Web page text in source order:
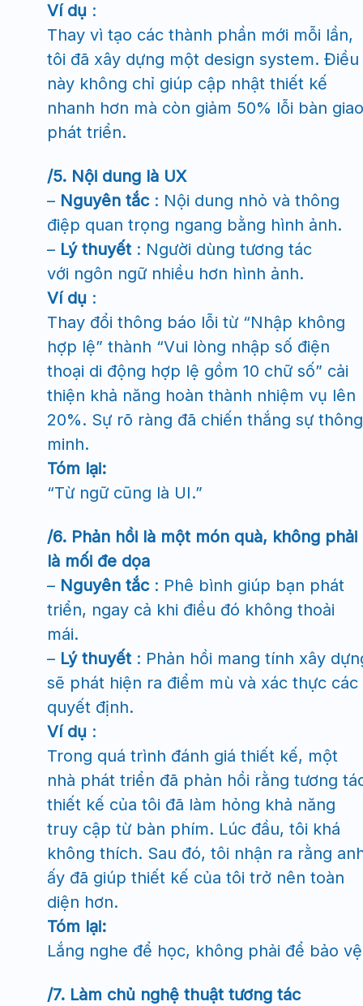
Ví dụ :
Thay vì tạo các thành phần mới mỗi lần,
tôi đã xây dựng một design system. Điều
này không chỉ giúp cập nhật thiết kế
nhanh hơn mà còn giảm 50% lỗi bàn giao
phát triển.
/5. Nội dung là UX
– Nguyên tắc: Nội dung nhỏ và thông
điệp quan trọng ngang bằng hình ảnh.
– Lý thuyết: Người dùng tương tác
với ngôn ngữ nhiều hơn hình ảnh.
Ví dụ :
Thay đổi thông báo lỗi từ “Nhập không
hợp lệ” thành “Vui lòng nhập số điện
thoại di động hợp lệ gồm 10 chữ số” cải
thiện khả năng hoàn thành nhiệm vụ lên
20%. Sự rõ ràng đã chiến thắng sự thông
minh.
Tóm lại:
“Từ ngữ cũng là UI.”
/6. Phản hồi là một món quà, không phải
là mối đe dọa
– Nguyên tắc: Phê bình giúp bạn phát
triển, ngay cả khi điều đó không thoải
mái.
– Lý thuyết: Phản hồi mang tính xây
sẽ phát hiện ra điểm mù và xác thực các
quyết định.
Ví dụ :
Trong quá trình đánh giá thiết kế, một
nhà phát triển đã phản hồi rằng tương
thiết kế của tôi đã làm hỏng khả năng
truy cập từ bàn phím. Lúc đầu, tôi khá
không thích. Sau đó, tôi nhận ra rằng
ấy đã giúp thiết kế của tôi trở nên toàn
diện hơn.
Tóm lại:
Lắng nghe để học, không phải để bảo
/7. Làm chủ nghệ thuật tương tác